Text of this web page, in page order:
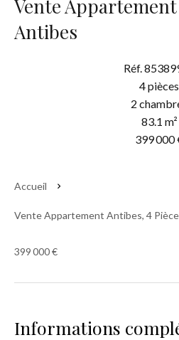
Vente Appartement
Antibes
Réf.
4 pièces
2
83.1 m²
399 000
Accueil
Vente Appartement Antibes, 4
399 000 €
Informations